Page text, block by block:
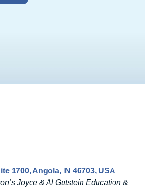
1700, Angola, IN 46703, USA
Joyce & Al Gutstein Education &